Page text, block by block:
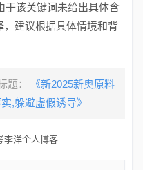
于该关键词未给出具体含
建议根据具体情境和背
题：
《新2025新奥原料
,躲避虚假诱导》
李洋个人博客